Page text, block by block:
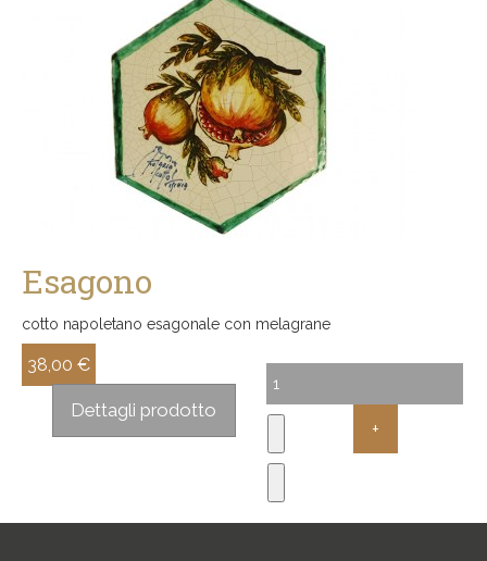
Esagono
cotto napoletano esagonale con melagrane
38,00 €
Dettagli prodotto